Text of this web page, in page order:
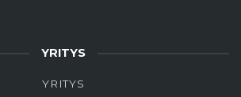
YRITYS
YRITYS